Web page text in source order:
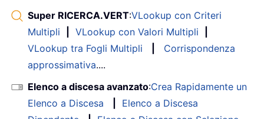
Super RICERCA.VERT:VLookup con Criteri
Multipli
VLookup con Valori Multipli
VLookup tra Fogli Multipli
Corrispondenza
approssimativa....
Elenco a discesa avanzato:Crea Rapidamente un
Elenco a Discesa
Elenco a Discesa